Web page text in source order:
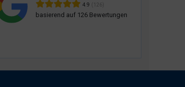
4.9 (126)
basierend auf 126 Bewertungen